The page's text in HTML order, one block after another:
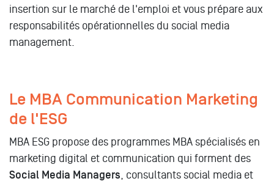
insertion sur le marché de l'emploi et vous prépare aux
responsabilités opérationnelles du social media
management.
Le MBA Communication Marketing
de l'ESG
MBA ESG propose des programmes MBA spécialisés en
marketing digital et communication qui forment des
Social Media Managers, consultants social media et